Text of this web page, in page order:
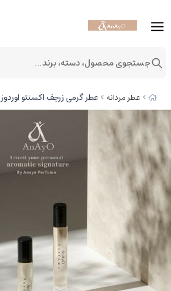
عطر مردانه عطر گرمی زرجف اکسنتو اوردوز
جستجوی محصول، دسته، برند...